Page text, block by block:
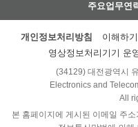
주요업무연
개인정보처리방침 이해하
영상정보처리기기 운
(34129) 대전광역시
Electronics and
All
본 홈페이지에 게시된 이메일 주